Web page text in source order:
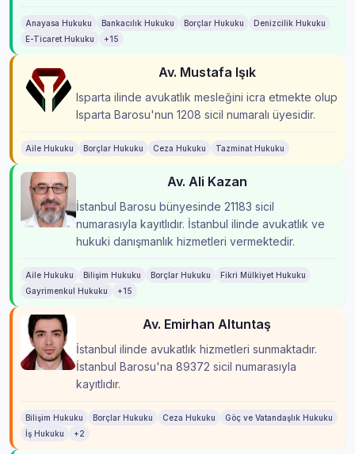
Anayasa Hukuku Bankacılık Hukuku Borçlar Hukuku
Denizcilik Hukuku
E-Ticaret Hukuku
+15
Av. Mustafa Işık
Isparta ilinde avukatlık mesleğini icra etmekte olup
Isparta Barosu'nun 1208 sicil numaralı üyesidir.
Aile Hukuku Borçlar Hukuku Ceza Hukuku Tazminat Hukuku
Av. Ali Kazan
İstanbul Barosu bünyesinde 21183 sicil
numarasıyla kayıtlıdır. İstanbul ilinde avukatlık ve
hukuki danışmanlık hizmetleri vermektedir.
Aile Hukuku Bilişim Hukuku Borçlar Hukuku
Fikri Mülkiyet Hukuku
Gayrimenkul Hukuku
+15
Av. Emirhan Altuntaş
İstanbul ilinde avukatlık hizmetleri sunmaktadır.
İstanbul Barosu'na 89372 sicil numarasıyla
kayıtlıdır.
Bilişim Hukuku Borçlar Hukuku Ceza Hukuku
Göç ve Vatandaşlık Hukuku
İş Hukuku
+2